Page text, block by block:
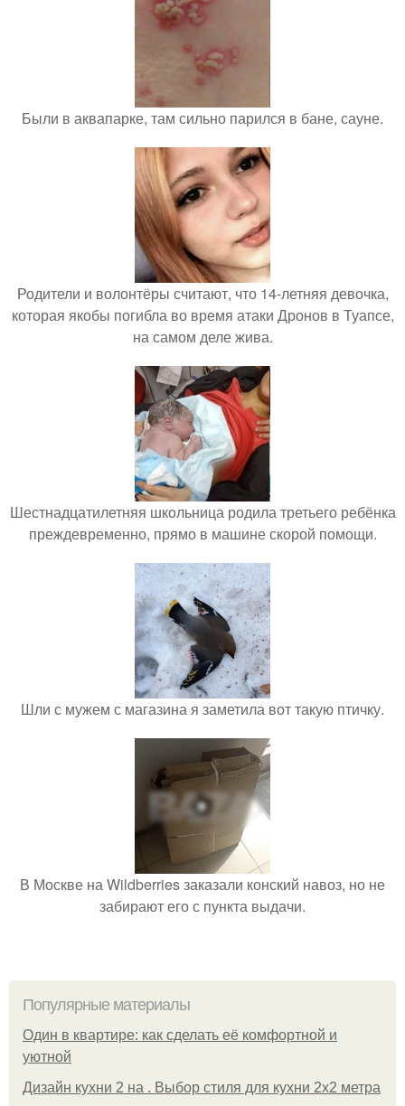
Были в аквапарке, там сильно парился в бане, сауне.
Родители и волонтёры считают, что 14-летняя девочка,
которая якобы погибла во время атаки Дронов в Туапсе,
на самом деле жива.
Шестнадцатилетняя школьница родила третьего ребёнка
преждевременно, прямо в машине скорой помощи.
Шли с мужем с магазина я заметила вот такую птичку.
В Москве на Wildberries заказали конский навоз, но не
забирают его с пункта выдачи.
Популярные материалы
Один в квартире: как сделать её комфортной и
уютной
Дизайн кухни 2 на . Выбор стиля для кухни 2х2 метра